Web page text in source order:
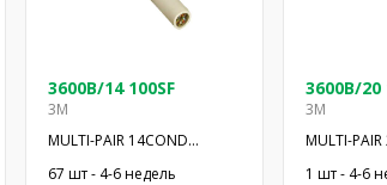
3600B/14 100SF
3M
MULTI-PAIR 14COND
28AWG 100'
67 шт - 4-6 недель
3600B/20
3M
MULTI-
28AWG 100'
1 шт - 4-6